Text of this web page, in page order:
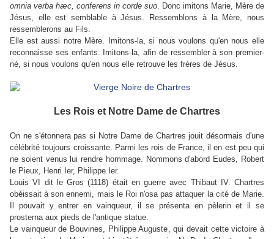
omnia verba hæc, conferens in corde suo. Donc imitons Marie, Mère de
Jésus, elle est semblable à Jésus. Ressemblons à la Mère, nous
ressemblerons au Fils.
Elle est aussi notre Mère. Imitons-la, si nous voulons qu'en nous elle
reconnaisse ses enfants. Imitons-la, afin de ressembler à son premier-
né, si nous voulons qu'en nous elle retrouve les frères de Jésus.
Les Rois et Notre Dame de Chartres
On ne s'étonnera pas si Notre Dame de Chartres jouit désormais d'une
célébrité toujours croissante. Parmi les rois de France, il en est peu qui
ne soient venus lui rendre hommage. Nommons d'abord Eudes, Robert
le Pieux, Henri Ier, Philippe Ier.
Louis VI dit le Gros (1118) était en guerre avec Thibaut IV. Chartres
obéissait à son ennemi, mais le Roi n'osa pas attaquer la cité de Marie.
Il pouvait y entrer en vainqueur, il se présenta en pèlerin et il se
prosterna aux pieds de l'antique statue.
Le vainqueur de Bouvines, Philippe Auguste, qui devait cette victoire à